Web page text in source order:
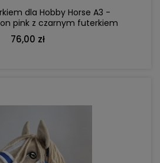
dla Hobby Horse A3 -
pink z czarnym futerkiem
76,00 zł